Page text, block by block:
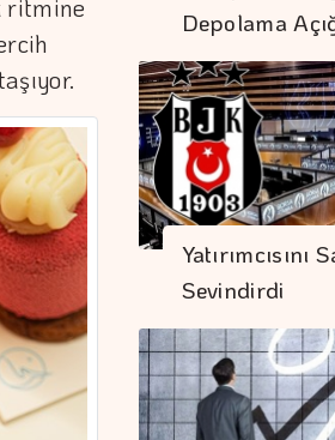
ritmine
Depolama
Yatırımcısını
Sevindirdi